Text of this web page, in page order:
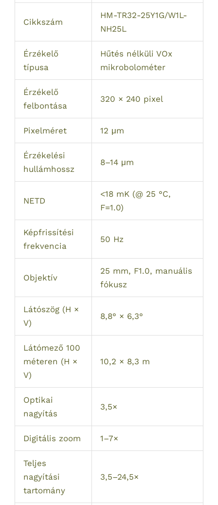
Cikkszám
HM-TR32-25Y1G/W1L-
NH25L
Érzékelő
típusa
Hűtés nélküli VOx
mikrobolométer
Érzékelő
felbontása
320 × 240 pixel
Pixelméret 12 μm
Érzékelési
hullámhossz
8–14 μm
NETD
<18 mK (@ 25 °C,
F=1.0)
Képfrissítési
frekvencia
50 Hz
Objektív
25 mm, F1.0, manuális
fókusz
Látószög (H ×
V)
8,8° × 6,3°
Látómező 100
méteren (H ×
V)
10,2 × 8,3 m
Optikai
nagyítás
3,5×
Digitális zoom 1–7×
Teljes
nagyítási
tartomány
3,5–24,5×